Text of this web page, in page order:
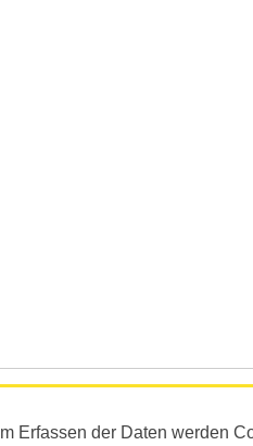
Erfassen der Daten werden